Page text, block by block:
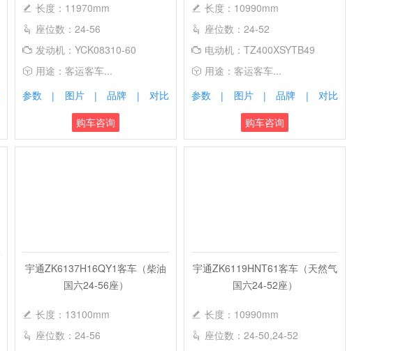
长度：11970mm
座位数：24-56
发动机：YCK08310-60
用途：客运客车...
参数
| 图片 | 品牌 |
对比
购车咨询
长度：10990mm
座位数：24-52
电动机：TZ400XSYTB49
用途：客运客车...
参数
| 图片 | 品牌 |
对比
购车咨询
宇通ZK6137H16QY1客车（柴油
国六24-56座）
长度：13100mm
座位数：24-56
宇通ZK6119HNT61客车（天然气
国六24-52座）
长度：10990mm
座位数：24-50,24-52